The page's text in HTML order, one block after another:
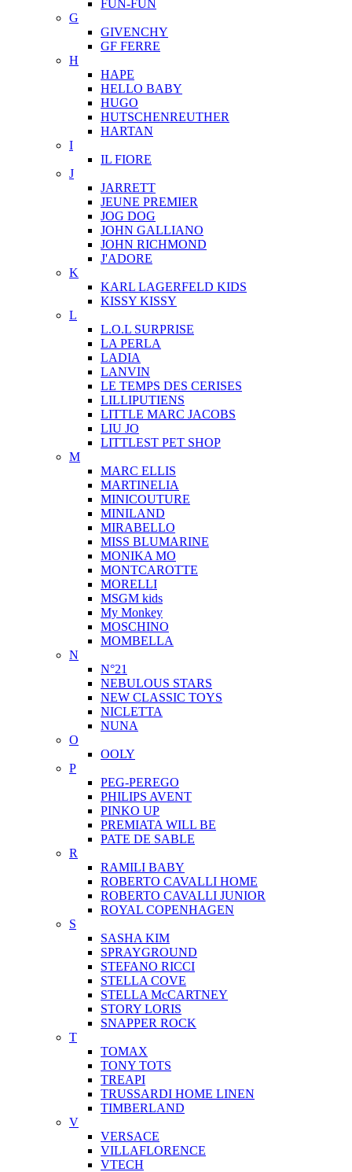
FUN-FUN
G
GIVENCHY
GF FERRE
H
HAPE
HELLO BABY
HUGO
HUTSCHENREUTHER
HARTAN
I
IL FIORE
J
JARRETT
JEUNE PREMIER
JOG DOG
JOHN GALLIANO
JOHN RICHMOND
J'ADORE
K
KARL LAGERFELD KIDS
KISSY KISSY
L
L.O.L SURPRISE
LA PERLA
LADIA
LANVIN
LE TEMPS DES CERISES
LILLIPUTIENS
LITTLE MARC JACOBS
LIU JO
LITTLEST PET SHOP
M
MARC ELLIS
MARTINELIA
MINICOUTURE
MINILAND
MIRABELLO
MISS BLUMARINE
MONIKA MO
MONTCAROTTE
MORELLI
MSGM kids
My Monkey
MOSCHINO
MOMBELLA
N
N°21
NEBULOUS STARS
NEW CLASSIC TOYS
NICLETTA
NUNA
O
OOLY
P
PEG-PEREGO
PHILIPS AVENT
PINKO UP
PREMIATA WILL BE
PATE DE SABLE
R
RAMILI BABY
ROBERTO CAVALLI HOME
ROBERTO CAVALLI JUNIOR
ROYAL COPENHAGEN
S
SASHA KIM
SPRAYGROUND
STEFANO RICCI
STELLA COVE
STELLA McCARTNEY
STORY LORIS
SNAPPER ROCK
T
TOMAX
TONY TOTS
TREAPI
TRUSSARDI HOME LINEN
TIMBERLAND
V
VERSACE
VILLAFLORENCE
VTECH